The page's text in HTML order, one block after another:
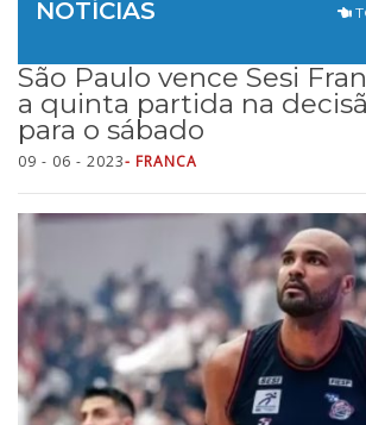
NOTÍCIAS
São Paulo vence Sesi
a quinta partida na
para o sábado
09 - 06 - 2023- FRANCA